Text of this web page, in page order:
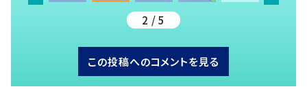
2 / 5
この投稿へのコメントを見る